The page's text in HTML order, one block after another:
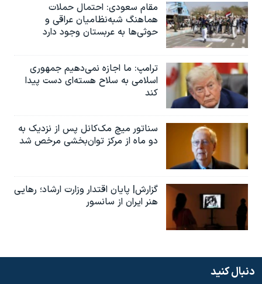
مقام سعودی: احتمال حملات
هماهنگ شبه‌نظامیان عراقی و
حوثی‌ها به عربستان وجود دارد
ترامپ: ما اجازه نمی‌دهیم جمهوری
اسلامی به سلاح هسته‌ای دست پیدا
کند
سناتور میچ مک‌کانل پس از نزدیک به
دو ماه از مرکز توان‌بخشی مرخص شد
گزارش| پایان اقتدار وزارت ارشاد؛ رهایی
هنر ایران از سانسور
دنبال کنید